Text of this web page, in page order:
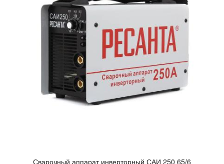
Сва­роч­ный ап­па­рат ин­вертор­ный САИ 250 65/6